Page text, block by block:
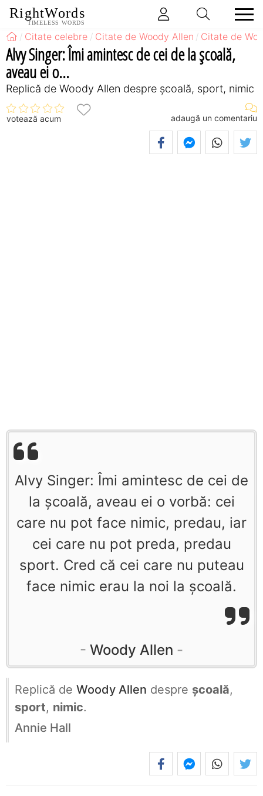
RightWords
TIMELESS WORDS
Citate celebre Citate de Woody Allen Citate de
Alvy Singer: Îmi amintesc de cei de la şcoală,
aveau ei o...
Replică de Woody Allen despre școală, sport, nimic
votează acum adaugă un comentariu
Alvy Singer: Îmi amintesc de cei de
la şcoală, aveau ei o vorbă: cei
care nu pot face nimic, predau, iar
cei care nu pot preda, predau
sport. Cred că cei care nu puteau
face nimic erau la noi la şcoală.
Woody Allen
Replică de Woody Allen despre școală,
sport, nimic.
Annie Hall